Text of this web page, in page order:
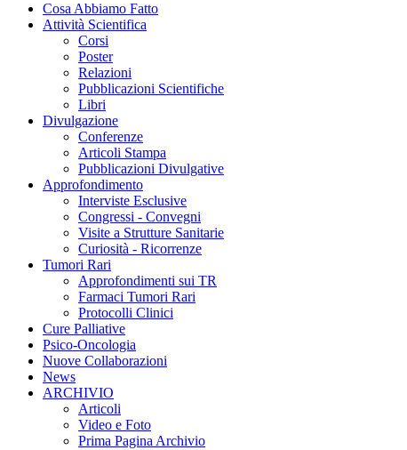
Cosa Abbiamo Fatto
Attività Scientifica
Corsi
Poster
Relazioni
Pubblicazioni Scientifiche
Libri
Divulgazione
Conferenze
Articoli Stampa
Pubblicazioni Divulgative
Approfondimento
Interviste Esclusive
Congressi - Convegni
Visite a Strutture Sanitarie
Curiosità - Ricorrenze
Tumori Rari
Approfondimenti sui TR
Farmaci Tumori Rari
Protocolli Clinici
Cure Palliative
Psico-Oncologia
Nuove Collaborazioni
News
ARCHIVIO
Articoli
Video e Foto
Prima Pagina Archivio